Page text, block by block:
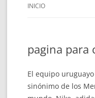
INICIO
pagina para
El equipo
sinónimo de los